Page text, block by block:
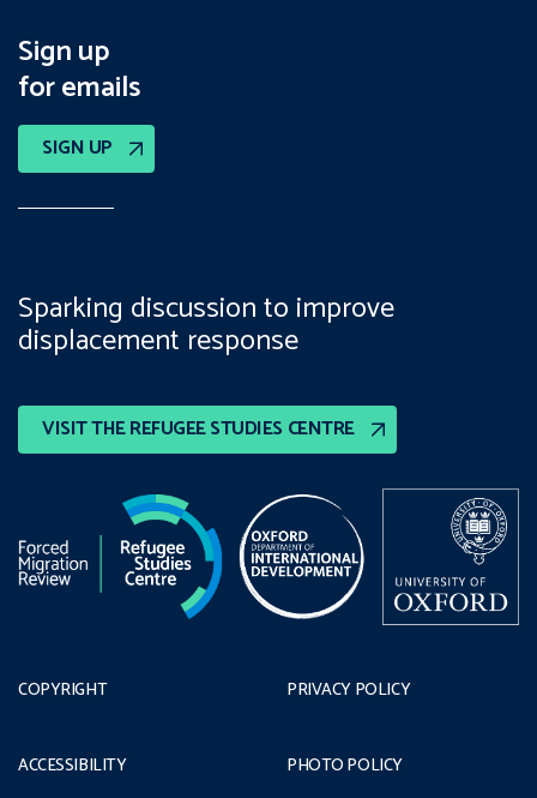
Sign up
for emails
SIGN UP
VISIT THE REFUGEE STUDIES CENTRE
Sparking discussion to improve
displacement response
COPYRIGHT
ACCESSIBILITY
PRIVACY POLICY
PHOTO POLICY